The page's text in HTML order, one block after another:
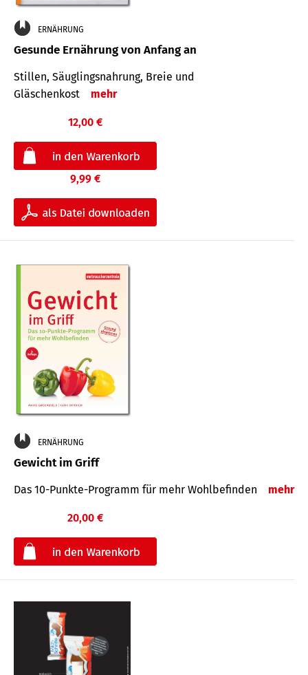
ERNÄHRUNG
Gesunde Ernährung von Anfang an
Stillen, Säuglingsnahrung, Breie und
Gläschenkost
mehr
12,00 €
9,99 €
ERNÄHRUNG
Gewicht im Griff
Das 10-Punkte-Programm für mehr Wohlbefinden mehr
20,00 €